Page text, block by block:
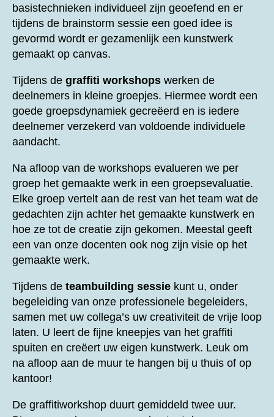
basistechnieken individueel zijn geoefend en er
tijdens de brainstorm sessie een goed idee is
gevormd wordt er gezamenlijk een kunstwerk
gemaakt op canvas.
Tijdens de graffiti workshops werken de
deelnemers in kleine groepjes. Hiermee wordt een
goede groepsdynamiek gecreëerd en is iedere
deelnemer verzekerd van voldoende individuele
aandacht.
Na afloop van de workshops evalueren we per
groep het gemaakte werk in een groepsevaluatie.
Elke groep vertelt aan de rest van het team wat de
gedachten zijn achter het gemaakte kunstwerk en
hoe ze tot de creatie zijn gekomen. Meestal geeft
een van onze docenten ook nog zijn visie op het
gemaakte werk.
Tijdens de teambuilding sessie kunt u, onder
begeleiding van onze professionele begeleiders,
samen met uw collega’s uw creativiteit de vrije loop
laten. U leert de fijne kneepjes van het graffiti
spuiten en creëert uw eigen kunstwerk. Leuk om
na afloop aan de muur te hangen bij u thuis of op
kantoor!
De graffitiworkshop duurt gemiddeld twee uur.